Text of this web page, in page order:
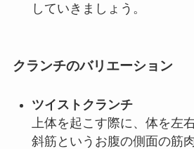
していきましょう。
クランチのバリエーション
ツイストクランチ
上体を起こす際に、体を左
斜筋というお腹の側面の筋